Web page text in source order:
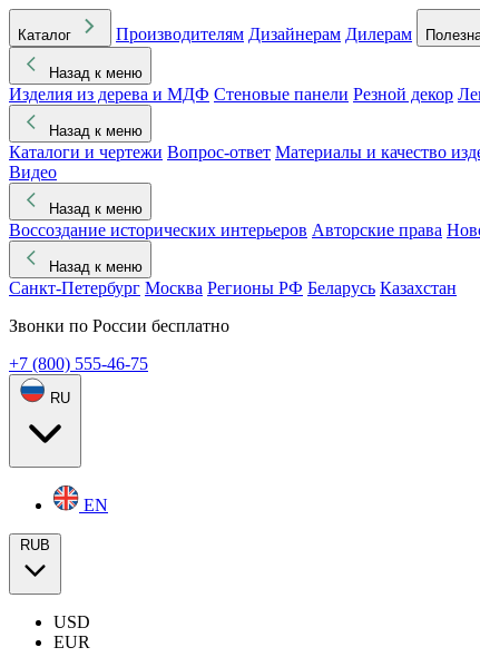
Каталог Производителям Дизайнерам Дилерам
Назад к меню
Изделия из дерева и МДФ Стеновые панели Резной декор
Назад к меню
Каталоги и чертежи Вопрос-ответ Материалы и качество
Видео
Назад к меню
Воссоздание исторических интерьеров Авторские права
Назад к меню
Санкт-Петербург Москва Регионы РФ Беларусь Казахстан
Звонки по России бесплатно
+7 (800) 555-46-75
RU
EN
RUB
USD
EUR